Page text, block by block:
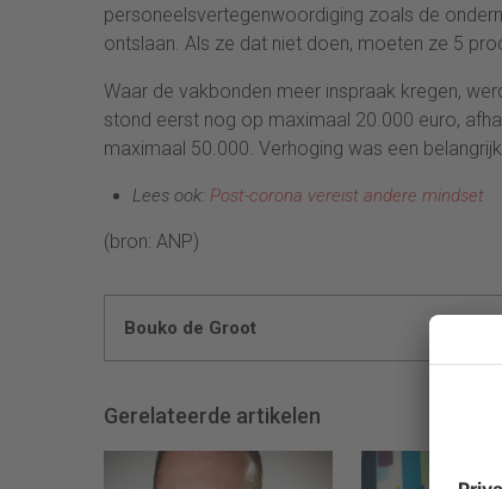
personeelsvertegenwoordiging zoals de
ontslaan. Als ze dat niet doen, moeten ze 5
Waar de vakbonden meer inspraak kregen,
stond eerst nog op maximaal 20.000 euro,
maximaal 50.000. Verhoging was een
Lees ook: Post-corona vereist andere mindset
(bron: ANP)
Bouko de Groot
Gerelateerde artikelen